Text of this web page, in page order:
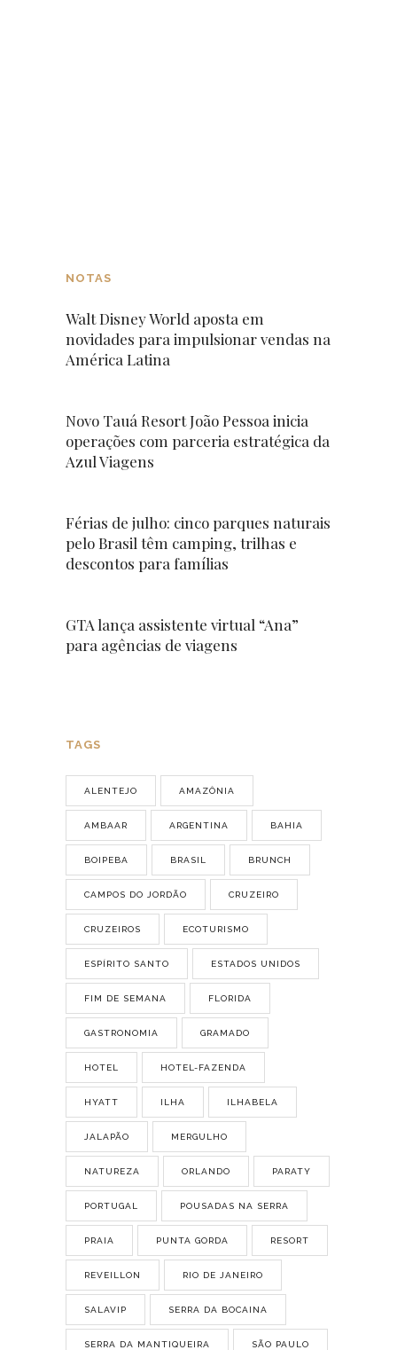
NOTAS
Walt Disney World aposta em
novidades para impulsionar vendas na
América Latina
Novo Tauá Resort João Pessoa inicia
operações com parceria estratégica da
Azul Viagens
Férias de julho: cinco parques naturais
pelo Brasil têm camping, trilhas e
descontos para famílias
GTA lança assistente virtual “Ana”
para agências de viagens
TAGS
ALENTEJO AMAZÔNIA
AMBAAR ARGENTINA BAHIA
BOIPEBA BRASIL BRUNCH
CAMPOS DO JORDÃO CRUZEIRO
CRUZEIROS ECOTURISMO
ESPÍRITO SANTO ESTADOS UNIDOS
FIM DE SEMANA FLORIDA
GASTRONOMIA GRAMADO
HOTEL HOTEL-FAZENDA
HYATT ILHA ILHABELA
JALAPÃO MERGULHO
NATUREZA ORLANDO PARATY
PORTUGAL POUSADAS NA SERRA
PRAIA PUNTA GORDA RESORT
REVEILLON RIO DE JANEIRO
SALAVIP SERRA DA BOCAINA
SERRA DA MANTIQUEIRA SÃO PAULO